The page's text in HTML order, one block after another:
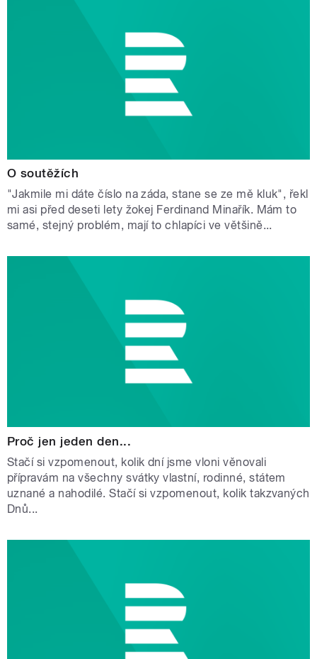
O soutěžích
"Jakmile mi dáte číslo na záda, stane se ze mě kluk", řekl
mi asi před deseti lety žokej Ferdinand Minařík. Mám to
samé, stejný problém, mají to chlapíci ve většině...
Proč jen jeden den...
Stačí si vzpomenout, kolik dní jsme vloni věnovali
přípravám na všechny svátky vlastní, rodinné, státem
uznané a nahodilé. Stačí si vzpomenout, kolik takzvaných
Dnů...